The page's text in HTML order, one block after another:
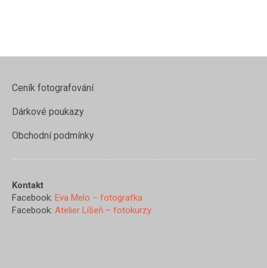
Ceník fotografování
Dárkové poukazy
Obchodní podmínky
Kontakt
Facebook: Eva Melo – fotografka
Facebook: Atelier Líšeň – fotokurzy